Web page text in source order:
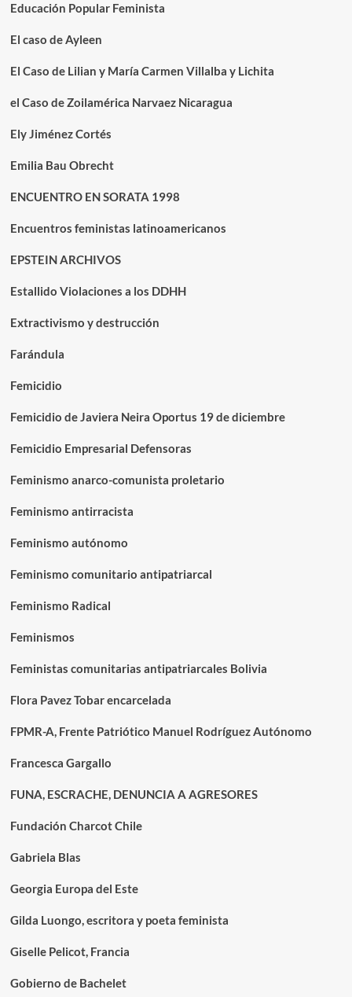
Educación Popular Feminista
El caso de Ayleen
El Caso de Lilian y María Carmen Villalba y Lichita
el Caso de Zoilamérica Narvaez Nicaragua
Ely Jiménez Cortés
Emilia Bau Obrecht
ENCUENTRO EN SORATA 1998
Encuentros feministas latinoamericanos
EPSTEIN ARCHIVOS
Estallido Violaciones a los DDHH
Extractivismo y destrucción
Farándula
Femicidio
Femicidio de Javiera Neira Oportus 19 de diciembre
Femicidio Empresarial Defensoras
Feminismo anarco-comunista proletario
Feminismo antirracista
Feminismo autónomo
Feminismo comunitario antipatriarcal
Feminismo Radical
Feminismos
Feministas comunitarias antipatriarcales Bolivia
Flora Pavez Tobar encarcelada
FPMR-A, Frente Patriótico Manuel Rodríguez Autónomo
Francesca Gargallo
FUNA, ESCRACHE, DENUNCIA A AGRESORES
Fundación Charcot Chile
Gabriela Blas
Georgia Europa del Este
Gilda Luongo, escritora y poeta feminista
Giselle Pelicot, Francia
Gobierno de Bachelet